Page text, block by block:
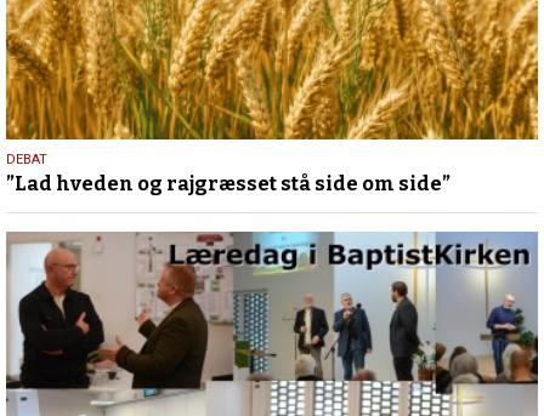
12.
marts
2026
DEBAT
”Lad hveden og rajgræsset stå side om side”